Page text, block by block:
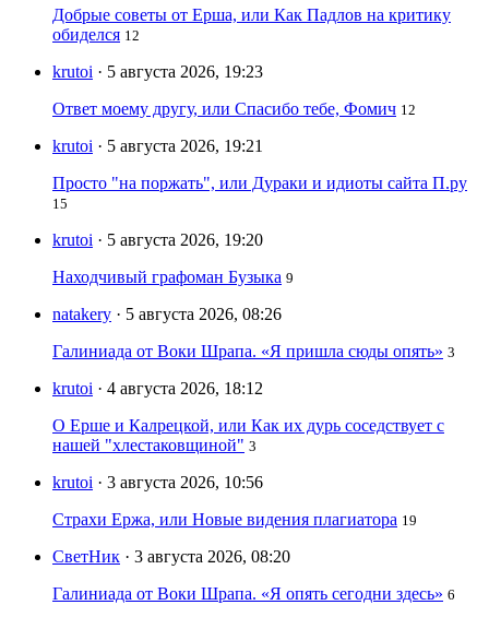
Добрые советы от Ерша, или Как Падлов на критику
обиделся 12
krutoi · 5 августа 2026, 19:23
Ответ моему другу, или Спасибо тебе, Фомич 12
krutoi · 5 августа 2026, 19:21
Просто "на поржать", или Дураки и идиоты сайта П.ру
15
krutoi · 5 августа 2026, 19:20
Находчивый графоман Бузыка 9
natakery · 5 августа 2026, 08:26
Галиниада от Воки Шрапа. «Я пришла сюды опять» 3
krutoi · 4 августа 2026, 18:12
О Ерше и Калрецкой, или Как их дурь соседствует с
нашей "хлестаковщиной" 3
krutoi · 3 августа 2026, 10:56
Страхи Ержа, или Новые видения плагиатора 19
СветНик · 3 августа 2026, 08:20
Галиниада от Воки Шрапа. «Я опять сегодни здесь» 6